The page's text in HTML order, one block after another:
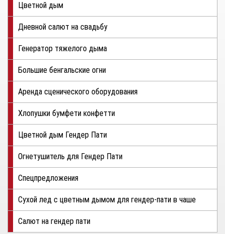
Цветной дым
Дневной салют на свадьбу
Генератор тяжелого дыма
Большие бенгальские огни
Аренда сценического оборудования
Хлопушки бумфети конфетти
Цветной дым Гендер Пати
Огнетушитель для Гендер Пати
Спецпредложения
Сухой лед с цветным дымом для гендер-пати в чаше
Салют на гендер пати